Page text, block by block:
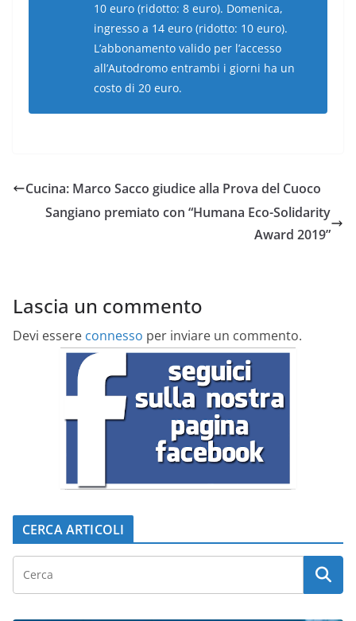
10 euro (ridotto: 8 euro). Domenica,
ingresso a 14 euro (ridotto: 10 euro).
L’abbonamento valido per l’accesso
all’Autodromo entrambi i giorni ha un
costo di 20 euro.
Cucina: Marco Sacco giudice alla Prova del Cuoco
Sangiano premiato con “Humana Eco-Solidarity
Award 2019”
Lascia un commento
Devi essere connesso per inviare un commento.
CERCA ARTICOLI